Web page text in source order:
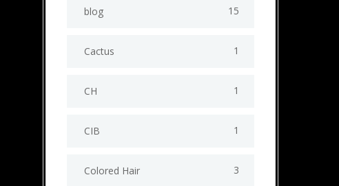
blog 15
Cactus 1
CH 1
CIB 1
Colored Hair 3